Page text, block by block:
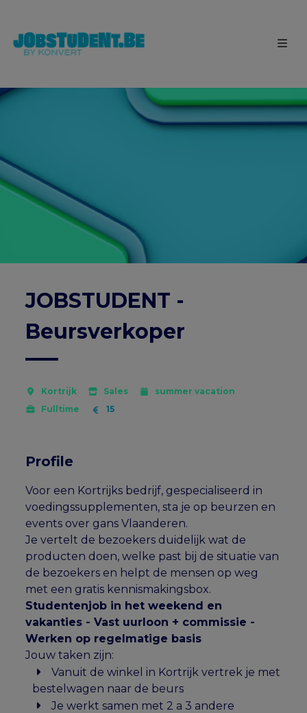
JOBSTUDENT -
Beursverkoper
Kortrijk Sales
summer vacation
Fulltime
15
Profile
Voor een Kortrijks bedrijf, gespecialiseerd in
voedingssupplementen, sta je op beurzen en
events over gans Vlaanderen.
Je vertelt de bezoekers duidelijk wat de
producten doen, welke past bij de situatie van
de bezoekers en helpt de mensen op weg
met een gratis kennismakingsbox.
Studentenjob in het weekend en
vakanties - Vast uurloon + commissie -
Werken op regelmatige basis
Jouw taken zijn:
Vanuit de winkel in Kortrijk vertrek je met
bestelwagen naar de beurs
Je werkt samen met 2 a 3 andere